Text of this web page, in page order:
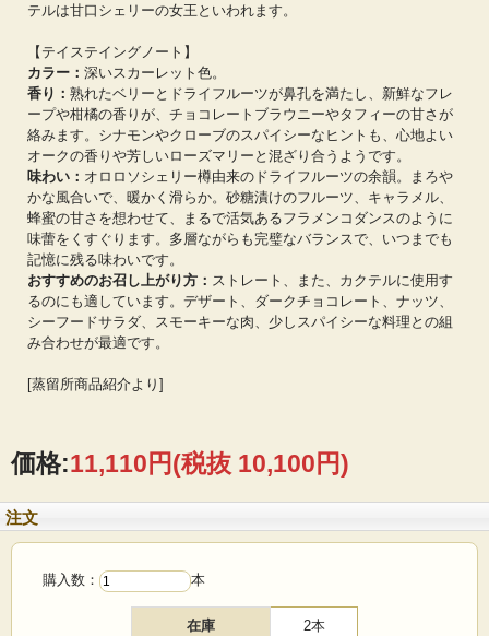
テルは甘口シェリーの女王といわれます。
【テイステイングノート】
カラー： 深いスカーレット色。
香り： 熟れたベリーとドライフルーツが鼻孔を満たし、新鮮なフレ
ープや柑橘の香りが、チョコレートブラウニーやタフィーの甘さが
絡みます。シナモンやクローブのスパイシーなヒントも、心地よい
オークの香りや芳しいローズマリーと混ざり合うようです。
味わい： オロロソシェリー樽由来のドライフルーツの余韻。まろや
かな風合いで、暖かく滑らか。砂糖漬けのフルーツ、キャラメル、
蜂蜜の甘さを想わせて、まるで活気あるフラメンコダンスのように
味蕾をくすぐります。多層ながらも完璧なバランスで、いつまでも
記憶に残る味わいです。
おすすめのお召し上がり方： ストレート、また、カクテルに使用す
るのにも適しています。デザート、ダークチョコレート、ナッツ、
シーフードサラダ、スモーキーな肉、少しスパイシーな料理との組
み合わせが最適です。
[蒸留所商品紹介より]
価格:11,110円(税抜 10,100円)
注文
購入数： 本
在庫 2本